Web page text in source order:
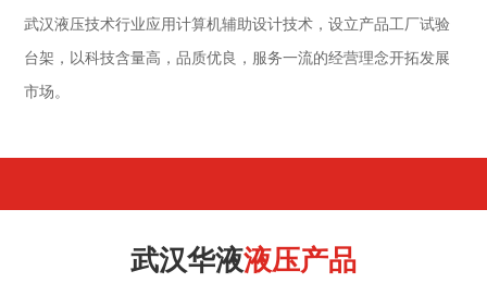
武汉液压技术行业应用计算机辅助设计技术，设立产品工厂试验
台架，以科技含量高，品质优良，服务一流的经营理念开拓发展
市场。
武汉华液液压产品